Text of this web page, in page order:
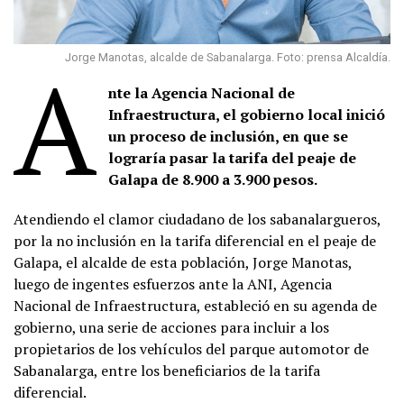
Jorge Manotas, alcalde de Sabanalarga. Foto: prensa Alcaldía.
A
nte la Agencia Nacional de
Infraestructura, el gobierno local inició
un proceso de inclusión, en que se
lograría pasar la tarifa del peaje de
Galapa de 8.900 a 3.900 pesos.
Atendiendo el clamor ciudadano de los sabanalargueros,
por la no inclusión en la tarifa diferencial en el peaje de
Galapa, el alcalde de esta población, Jorge Manotas,
luego de ingentes esfuerzos ante la ANI, Agencia
Nacional de Infraestructura, estableció en su agenda de
gobierno, una serie de acciones para incluir a los
propietarios de los vehículos del parque automotor de
Sabanalarga, entre los beneficiarios de la tarifa
diferencial.